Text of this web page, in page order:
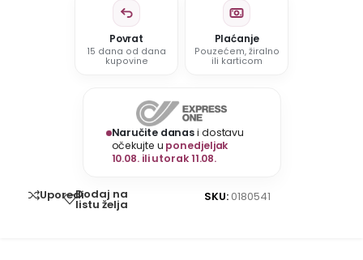
Povrat
15 dana od dana
kupovine
Plaćanje
Pouzećem, žiralno
ili karticom
Naručite danasi dostavu
očekujte u ponedjeljak
10.08. ili utorak 11.08.
UporediDodaj na
listu želja
SKU: 0180541